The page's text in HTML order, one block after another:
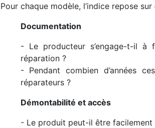
Pour chaque modèle, l’indice repose sur
Documentation
- Le producteur s’engage-t-il à
réparation ?
- Pendant combien d’années
réparateurs ?
Démontabilité et accès
- Le produit peut-il être facilement